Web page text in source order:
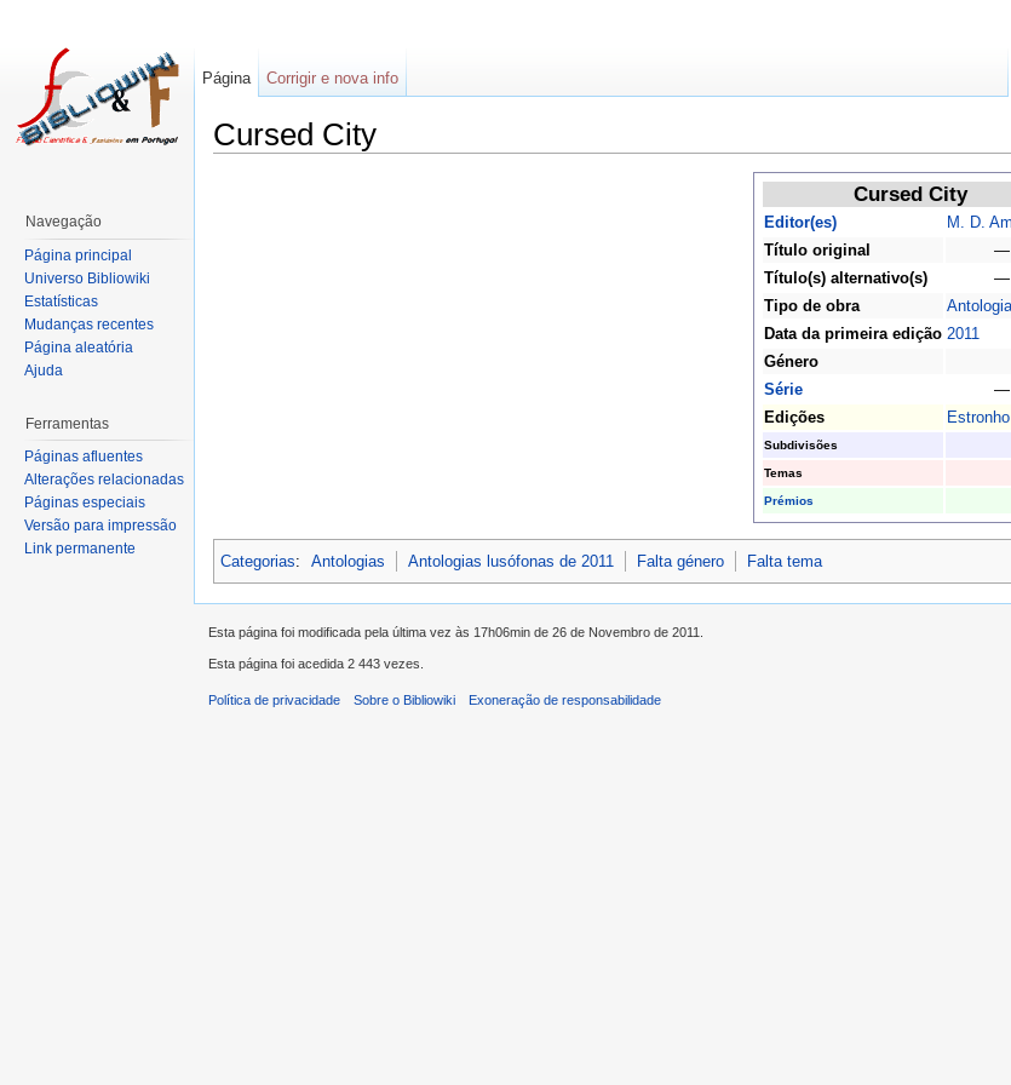
Cursed City
Cursed City
Editor(es)
M. D.
Título original
—
Título(s) alternativo(s)
—
Tipo de obra
Antologia
Data da primeira edição 2011
Género
Série
—
Edições
Estronho
Subdivisões
Temas
Prémios
Categorias: Antologias Antologias lusófonas de 2011 Falta género Falta tema
Página Corrigir e nova info
Navegação
Página principal
Universo Bibliowiki
Estatísticas
Mudanças recentes
Página aleatória
Ajuda
Ferramentas
Páginas afluentes
Alterações relacionadas
Páginas especiais
Versão para impressão
Link permanente
Esta página foi modificada pela última vez às 17h06min de 26 de Novembro de 2011.
Esta página foi acedida 2 443 vezes.
Política de privacidade Sobre o Bibliowiki Exoneração de responsabilidade